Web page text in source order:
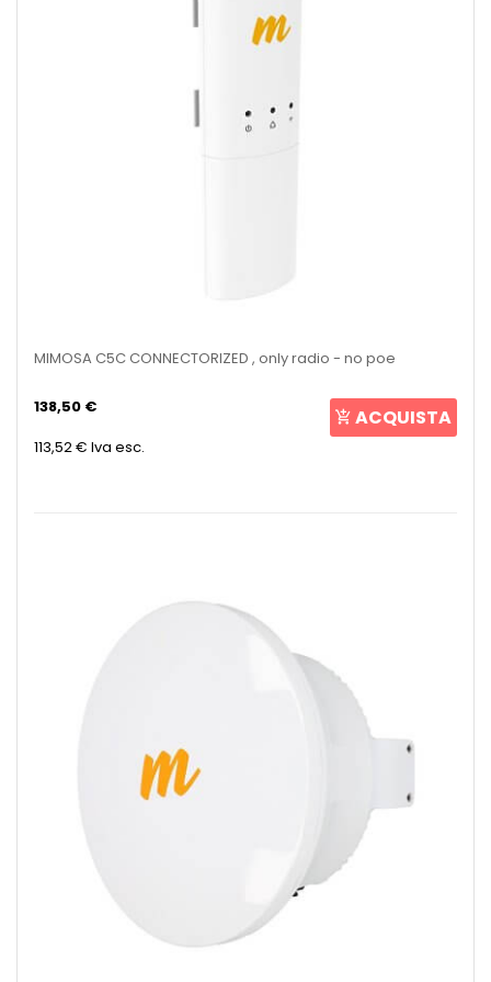
MIMOSA C5C CONNECTORIZED , only radio - no poe
138,50 €
113,52 € Iva esc.
ACQUISTA